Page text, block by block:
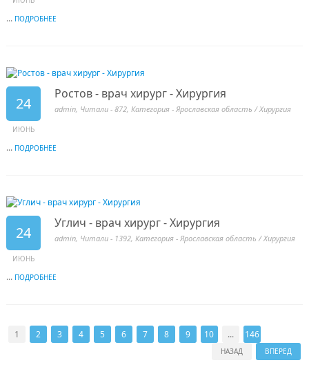
... ПОДРОБНЕЕ
24
ИЮНЬ
Ростов - врач хирург - Хирургия
admin, Читали - 872, Категория - Ярославская область /Хирургия
... ПОДРОБНЕЕ
24
ИЮНЬ
Углич - врач хирург - Хирургия
admin, Читали - 1392, Категория - Ярославская область /Хирургия
... ПОДРОБНЕЕ
1 2 3 4 5 6 7 8 9 10 ... 146
НАЗАД ВПЕРЕД